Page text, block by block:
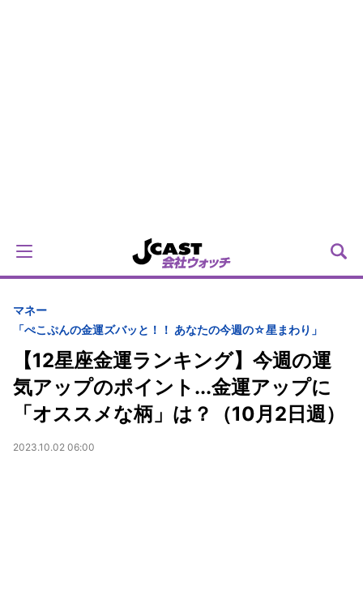
マネー
「ぺこぷんの金運ズバッと！！ あなたの今週の☆星まわり」
【12星座金運ランキング】今週の運
気アップのポイント...金運アップに
「オススメな柄」は？（10月2日週）
2023.10.02 06:00